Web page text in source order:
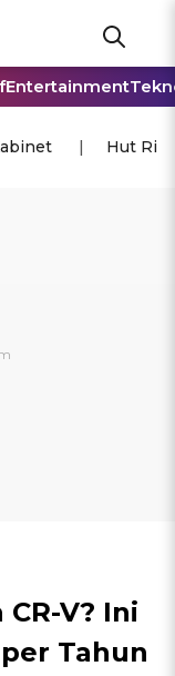
Entertainment
Hut Ri
V? Ini
Tahun